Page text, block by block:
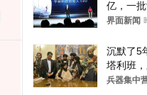
亿，一
界面新闻
沉默了5
塔利班，
最大风
兵器集中